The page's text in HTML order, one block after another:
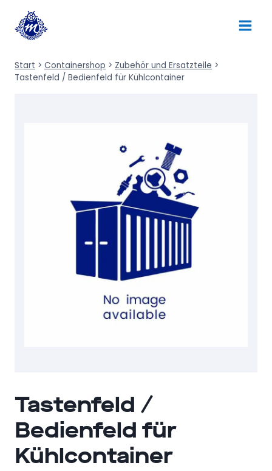
Inhalt
springen
Start > Containershop > Zubehör und Ersatzteile >
Tastenfeld / Bedienfeld für Kühlcontainer
Tastenfeld /
Bedienfeld für
Kühlcontainer